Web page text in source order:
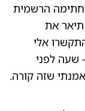
הרשמית
את
אלי
שעה לפני
שזה קורה.